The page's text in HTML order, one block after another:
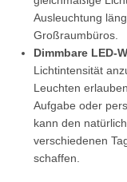
Ausleuchtung
Großraumbüros.
Dimmbare LED-
Lichtintensität
Leuchten
Aufgabe oder
kann den
verschiedenen
schaffen.